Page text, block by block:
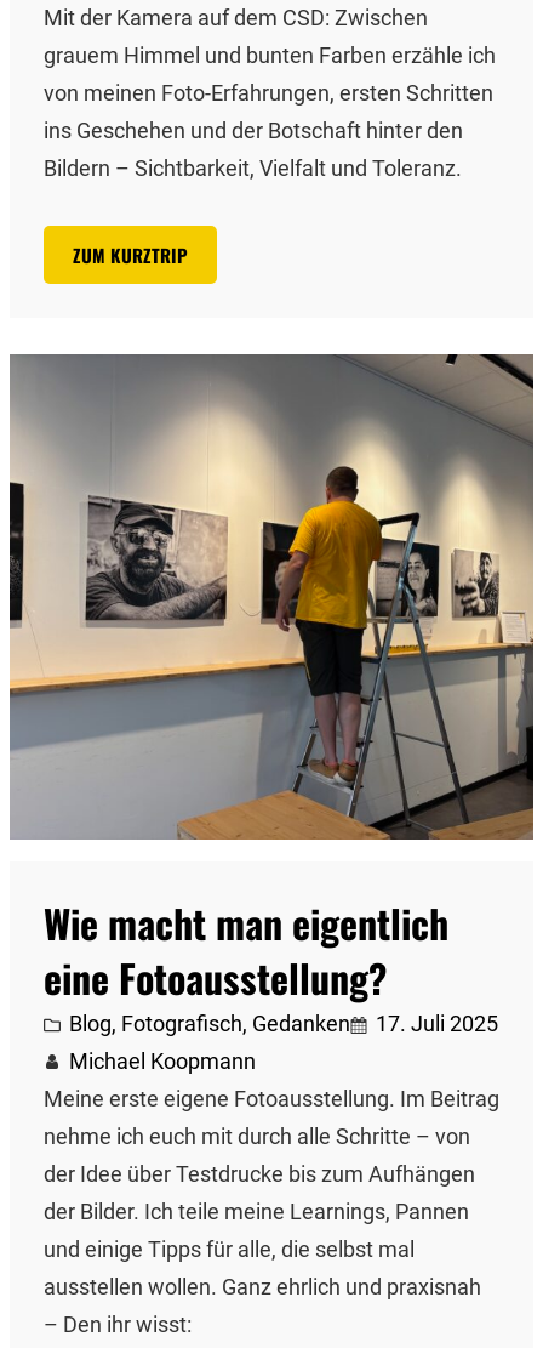
Mit der Kamera auf dem CSD: Zwischen
grauem Himmel und bunten Farben erzähle ich
von meinen Foto-Erfahrungen, ersten Schritten
ins Geschehen und der Botschaft hinter den
Bildern – Sichtbarkeit, Vielfalt und Toleranz.
ZUM KURZTRIP
Wie macht man eigentlich
eine Fotoausstellung?
Blog, Fotografisch, Gedanken
17. Juli 2025
Michael Koopmann
Meine erste eigene Fotoausstellung. Im Beitrag
nehme ich euch mit durch alle Schritte – von
der Idee über Testdrucke bis zum Aufhängen
der Bilder. Ich teile meine Learnings, Pannen
und einige Tipps für alle, die selbst mal
ausstellen wollen. Ganz ehrlich und praxisnah
– Den ihr wisst: